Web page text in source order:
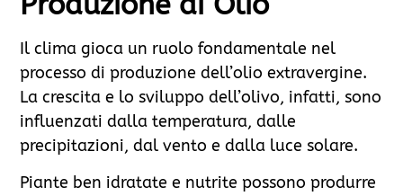
Il clima gioca un ruolo fondamentale nel
processo di produzione dell’olio extravergine.
La crescita e lo sviluppo dell’olivo, infatti, sono
influenzati dalla temperatura, dalle
precipitazioni, dal vento e dalla luce solare.
Piante ben idratate e nutrite possono produrre